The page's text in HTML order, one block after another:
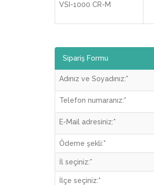
VSI-1000 CR-M
Sipariş Formu
Adınız ve Soyadınız:*
Telefon numaranız:*
E-Mail adresiniz:*
Ödeme şekli:*
İl seçiniz:*
İlçe seçiniz:*